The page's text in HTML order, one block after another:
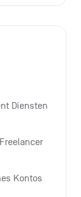
Diensten
Kontos